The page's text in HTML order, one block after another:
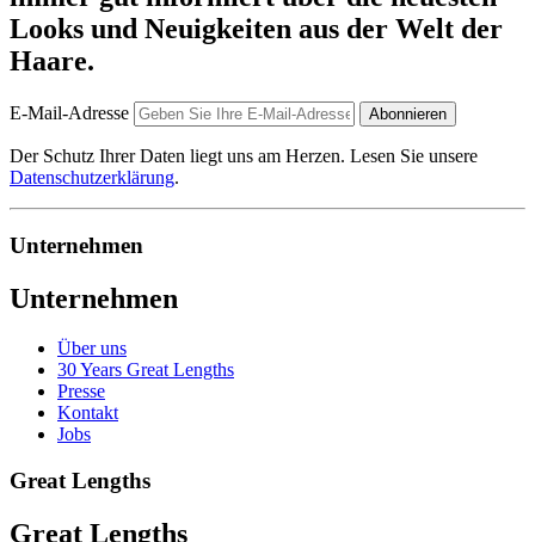
Looks und Neuigkeiten aus der Welt der
Haare.
E-Mail-Adresse Abonnieren
Der Schutz Ihrer Daten liegt uns am Herzen. Lesen Sie unsere
Datenschutzerklärung.
Unternehmen
Unternehmen
Über uns
30 Years Great Lengths
Presse
Kontakt
Jobs
Great Lengths
Great Lengths